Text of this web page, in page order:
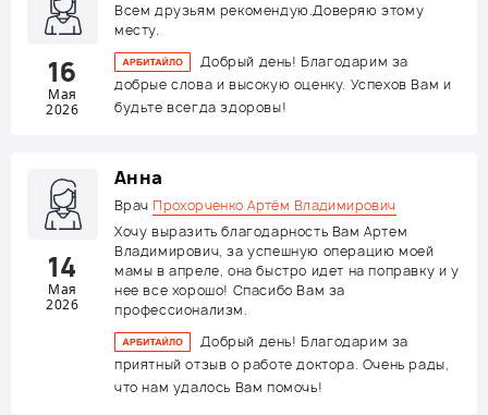
16
Мая
2026
Всем друзьям рекомендую.Доверяю этому
месту.
Добрый день! Благодарим за
добрые слова и высокую оценку. Успехов Вам и
будьте всегда здоровы!
14
Мая
2026
Анна
Врач Прохорченко Артём Владимирович
Хочу выразить благодарность Вам Артем
Владимирович, за успешную операцию моей
мамы в апреле, она быстро идет на поправку и у
нее все хорошо! Спасибо Вам за
профессионализм.
Добрый день! Благодарим за
приятный отзыв о работе доктора. Очень рады,
что нам удалось Вам помочь!